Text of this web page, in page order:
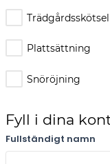
Trädgårdsskötsel
Plattsättning
Snöröjning
Fyll i dina
Fullständigt namn